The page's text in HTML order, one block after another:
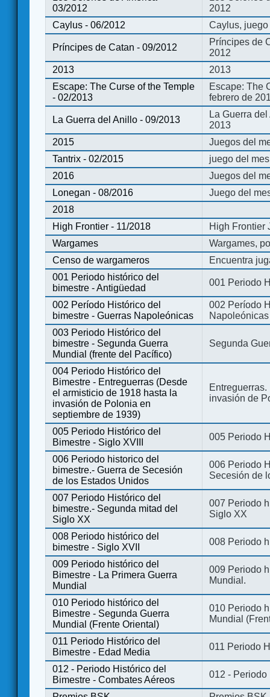
03/2012
2012
Caylus - 06/2012
Caylus,
Príncipes de Catan - 09/2012
Príncipes de
2012
2013
2013
Escape: The Curse of the Temple
- 02/2013
Escape: The
febrero de
La Guerra del Anillo - 09/2013
La Guerra
2013
2015
Juegos del
Tantrix - 02/2015
juego del
2016
Juegos del
Lonegan - 08/2016
Juego del
2018
High Frontier - 11/2018
High Frontier
Wargames
Wargames,
Censo de wargameros
Encuentra
001 Periodo histórico del
bimestre - Antigüedad
001 Periodo
002 Período Histórico del
bimestre - Guerras Napoleónicas
002 Período
Napoleónicas
003 Periodo Histórico del
bimestre - Segunda Guerra
Mundial (frente del Pacífico)
Segunda
004 Periodo Histórico del
Bimestre - Entreguerras (Desde
el armisticio de 1918 hasta la
invasión de Polonia en
septiembre de 1939)
invasión de
005 Periodo Histórico del
Bimestre - Siglo XVIII
005 Periodo
006 Periodo historico del
bimestre.- Guerra de Secesión
de los Estados Unidos
006 Periodo
Secesión de
007 Periodo Histórico del
bimestre.- Segunda mitad del
Siglo XX
007 Periodo
Siglo XX
008 Periodo histórico del
bimestre - Siglo XVII
008 Periodo
009 Periodo histórico del
Bimestre - La Primera Guerra
Mundial
009 Periodo
Mundial.
010 Periodo histórico del
Bimestre - Segunda Guerra
Mundial (Frente Oriental)
010 Periodo
Mundial
011 Periodo Histórico del
Bimestre - Edad Media
011 Periodo
012 - Periodo Histórico del
Bimestre - Combates Aéreos
012 - Periodo